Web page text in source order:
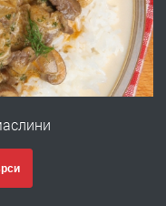
преди 1 година
зеленчукорезачка
дома